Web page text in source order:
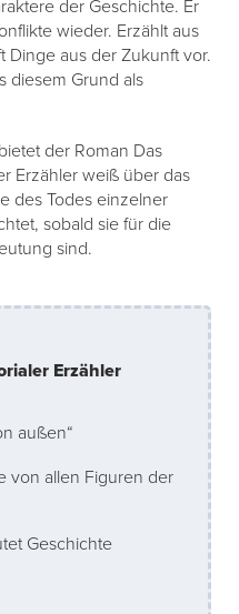
der Geschichte. Er
wieder. Erzählt aus
Dinge aus der Zukunft vor.
diesem Grund als
der Roman Das
Erzähler weiß über das
des Todes einzelner
sobald sie für die
sind.
Erzähler
außen“
von allen Figuren der
Geschichte